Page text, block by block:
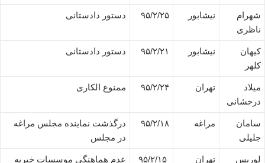
شهرام
ناظری
نیشابور ۹۵/۲/۲۵ دستور دادستانی
کیهان
کلهر
نیشابور ۹۵/۲/۲۱ دستور دادستانی
میلاد
درخشانی
تهران ۹۵/۲/۲۴ ممنوع الکاری
سامان
جلیلی
مراغه ۹۵/۲/۱۸
درگذشت نماینده مجلس مراغه
در مجلس
لوریس
تهران عدم هماهنگی موسسات خیریه